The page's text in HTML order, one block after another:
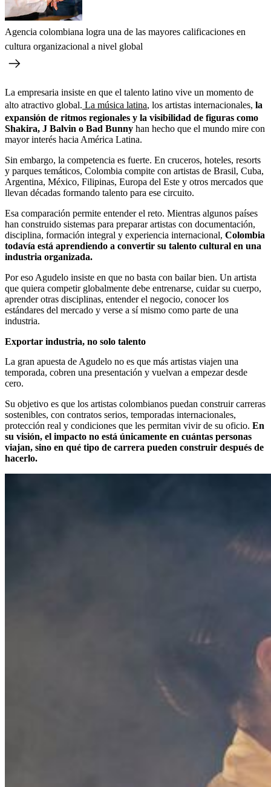
Agencia colombiana logra una de las mayores calificaciones en
cultura organizacional a nivel global
La empresaria insiste en que el talento latino vive un momento de
alto atractivo global. La música latina, los artistas internacionales, la
expansión de ritmos regionales y la visibilidad de figuras como
Shakira, J Balvin o Bad Bunny han hecho que el mundo mire con
mayor interés hacia América Latina.
Sin embargo, la competencia es fuerte. En cruceros, hoteles, resorts
y parques temáticos, Colombia compite con artistas de Brasil, Cuba,
Argentina, México, Filipinas, Europa del Este y otros mercados que
llevan décadas formando talento para ese circuito.
Esa comparación permite entender el reto. Mientras algunos países
han construido sistemas para preparar artistas con documentación,
disciplina, formación integral y experiencia internacional, Colombia
todavía está aprendiendo a convertir su talento cultural en una
industria organizada.
Por eso Agudelo insiste en que no basta con bailar bien. Un artista
que quiera competir globalmente debe entrenarse, cuidar su cuerpo,
aprender otras disciplinas, entender el negocio, conocer los
estándares del mercado y verse a sí mismo como parte de una
industria.
Exportar industria, no solo talento
La gran apuesta de Agudelo no es que más artistas viajen una
temporada, cobren una presentación y vuelvan a empezar desde
cero.
Su objetivo es que los artistas colombianos puedan construir carreras
sostenibles, con contratos serios, temporadas internacionales,
protección real y condiciones que les permitan vivir de su oficio. En
su visión, el impacto no está únicamente en cuántas personas
viajan, sino en qué tipo de carrera pueden construir después de
hacerlo.